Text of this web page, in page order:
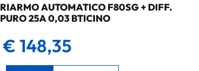
RIARMO AUTOMATICO F80SG + DIFF.
PURO 25A 0,03 BTICINO
€ 148,35